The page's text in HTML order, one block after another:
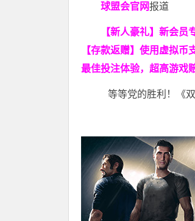
球盟会官网报道
【新人豪礼】新会
【存款返赠】使用虚拟币
最佳投注体验，超高游戏
等等党的胜利！《